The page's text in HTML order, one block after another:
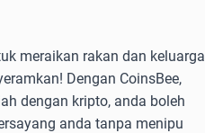
meraikan rakan dan keluarga
Dengan CoinsBee,
dengan kripto, anda boleh
anda tanpa menipu